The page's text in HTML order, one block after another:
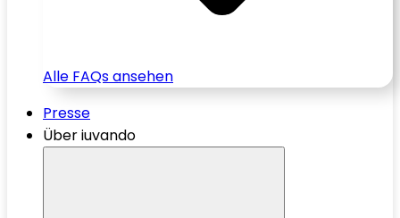
Alle FAQs ansehen
Presse
Über iuvando